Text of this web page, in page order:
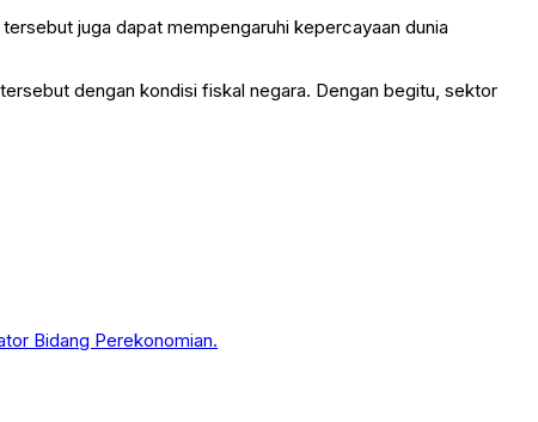
juga dapat mempengaruhi kepercayaan dunia
dengan kondisi fiskal negara. Dengan begitu, sektor